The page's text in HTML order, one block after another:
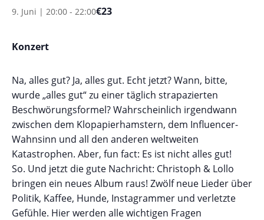
9. Juni | 20:00 - 22:00€23
Konzert
Na, alles gut? Ja, alles gut. Echt jetzt? Wann, bitte,
wurde „alles gut“ zu einer täglich strapazierten
Beschwörungsformel? Wahrscheinlich irgendwann
zwischen dem Klopapierhamstern, dem Influencer-
Wahnsinn und all den anderen weltweiten
Katastrophen. Aber, fun fact: Es ist nicht alles gut!
So. Und jetzt die gute Nachricht: Christoph & Lollo
bringen ein neues Album raus! Zwölf neue Lieder über
Politik, Kaffee, Hunde, Instagrammer und verletzte
Gefühle. Hier werden alle wichtigen Fragen